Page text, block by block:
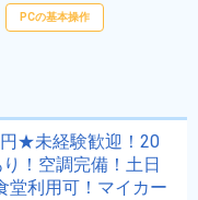
PCの基本操作
★未経験歓迎！20
！空調完備！土日
堂利用可！マイカー